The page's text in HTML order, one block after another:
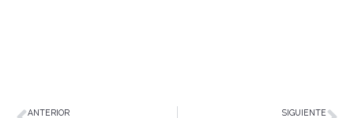
ANTERIOR SIGUIENTE